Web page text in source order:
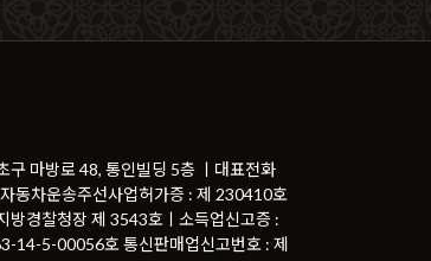
구 마방로 48, 통인빌딩 5층 ㅣ대표전화
차운송주선사업허가증 : 제 230410호
방경찰청장 제 3543호ㅣ소득업신고증 :
14-5-00056호 통신판매업신고번호 : 제